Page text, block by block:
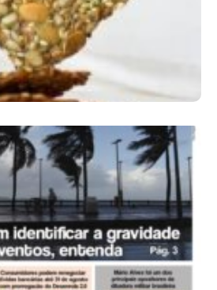
366 01 A 07 De Agosto De
2026